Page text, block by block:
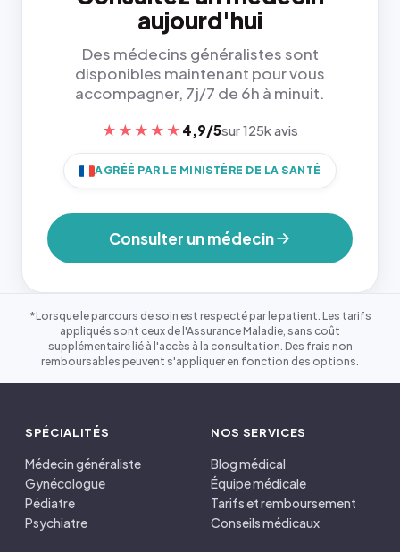
aujourd'hui
Des médecins généralistes sont
disponibles maintenant pour vous
accompagner, 7j/7 de 6h à minuit.
★★★★★ 4,9/5sur 125k avis
AGRÉÉ PAR LE MINISTÈRE DE LA SANTÉ
Consulter un médecin
*Lorsque le parcours de soin est respecté par le patient. Les tarifs
appliqués sont ceux de l'Assurance Maladie, sans coût
supplémentaire lié à l'accès à la consultation. Des frais non
remboursables peuvent s'appliquer en fonction des options.
SPÉCIALITÉS
Médecin généraliste
Gynécologue
Pédiatre
Psychiatre
NOS SERVICES
Blog médical
Équipe médicale
Tarifs et remboursement
Conseils médicaux